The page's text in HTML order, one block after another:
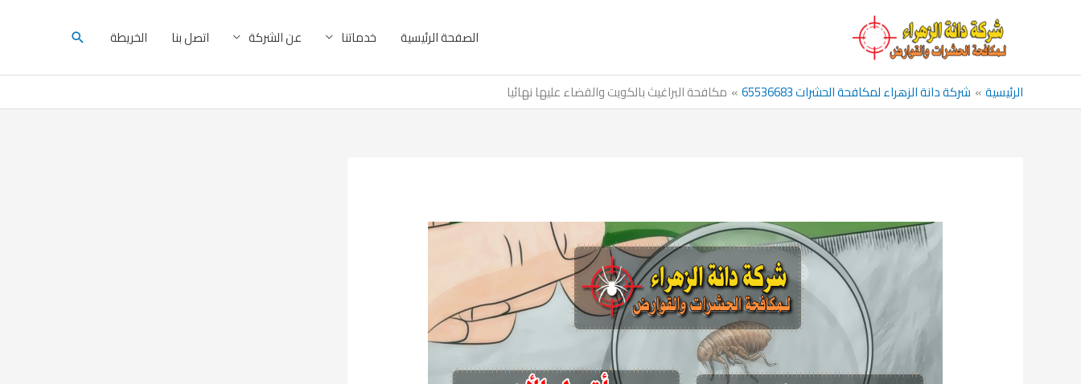
الصفحة الرئيسية خدماتنا عن الشركة اتصل بنا الخريطة البحث
الرئيسية شركة دانة الزهراء لمكافحة الحشرات 65536683 مكافحة البراغيث بالكويت والقضاء عليها نهائيا